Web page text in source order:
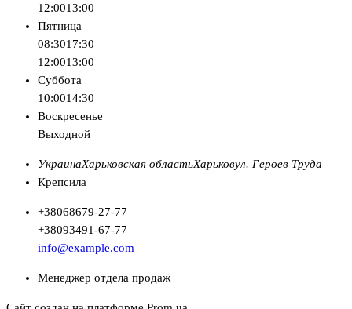
12:0013:00
Пятница
08:3017:30
12:0013:00
Суббота
10:0014:30
Воскресенье
Выходной
УкраинаХарьковская областьХарьковул. Героев Труда
Крепсила
+38068679-27-77
+38093491-67-77
info@example.com
Менеджер отдела продаж